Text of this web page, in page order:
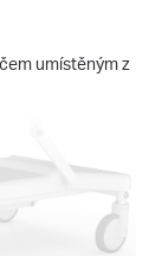
umístěným z